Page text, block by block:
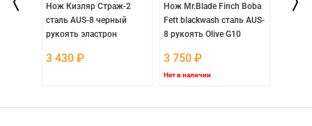
Нож Кизляр Страж-2
сталь AUS-8 черный
рукоять эластрон
3 430 ₽
Нож Mr.Blade Finch Boba
Fett blackwash сталь AUS-
8 рукоять Olive G10
3 750 ₽
Нет в наличии
Нож